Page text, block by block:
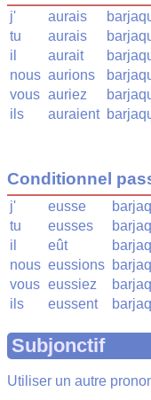
j' aurais
tu
aurais
il
aurait
nous aurions
vous auriez
ils
auraient
Conditionnel
j' eusse
tu
eusses
il
eût
nous eussions
vous eussiez
ils
eussent
Subjonctif
Utiliser un autre